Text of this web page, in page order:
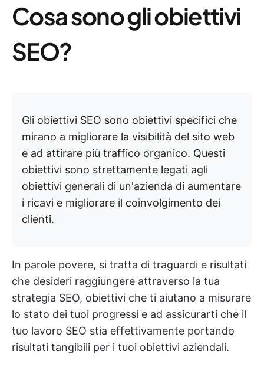
Cosa sono gli obiettivi
SEO?
Gli obiettivi SEO sono obiettivi specifici che
mirano a migliorare la visibilità del sito web
e ad attirare più traffico organico. Questi
obiettivi sono strettamente legati agli
obiettivi generali di un'azienda di aumentare
i ricavi e migliorare il coinvolgimento dei
clienti.
In parole povere, si tratta di traguardi e risultati
che desideri raggiungere attraverso la tua
strategia SEO, obiettivi che ti aiutano a misurare
lo stato dei tuoi progressi e ad assicurarti che il
tuo lavoro SEO stia effettivamente portando
risultati tangibili per i tuoi obiettivi aziendali.